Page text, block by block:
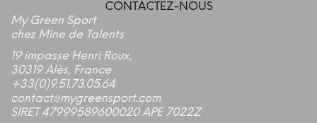
CONTACTEZ-NOUS
My Green Sport
chez Mine de Talents
19 impasse Henri Roux,
30319 Alès, France
+33(0)9.51.73.05.64
contact@mygreensport.com
SIRET 47999589600020 APE 7022Z